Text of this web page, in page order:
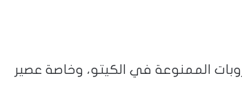
الممنوعة في الكيتو، وخاصة عصير